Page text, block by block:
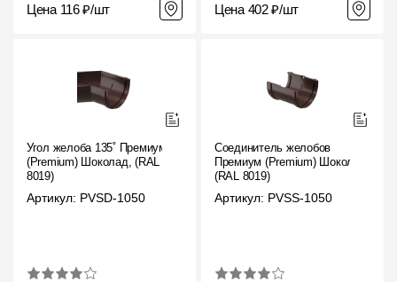
Цена 116 ₽/шт Цена 402 ₽/шт
Угол желоба 135˚ Премиум
(Premium) Шоколад, (RAL
8019)
Артикул: PVSD-1050
Соединитель желобов
Премиум (Premium) Шоколад,
(RAL 8019)
Артикул: PVSS-1050